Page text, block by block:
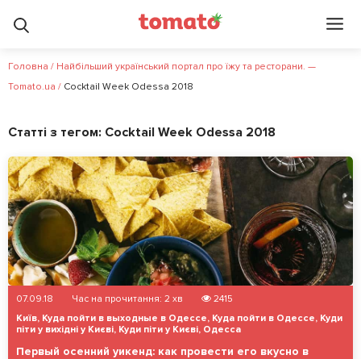
Головна / Найбільший український портал про їжу та ресторани. —
Tomato.ua / Cocktail Week Odessa 2018
Статті з тегом: Cocktail Week Odessa 2018
07.09.18 Час на прочитання: 2 хв
2415
Київ, Куда пойти в выходные в Одессе, Куда пойти в Одессе, Куди
піти у вихідні у Києві, Куди піти у Києві, Одесса
Первый осенний уикенд: как провести его вкусно в